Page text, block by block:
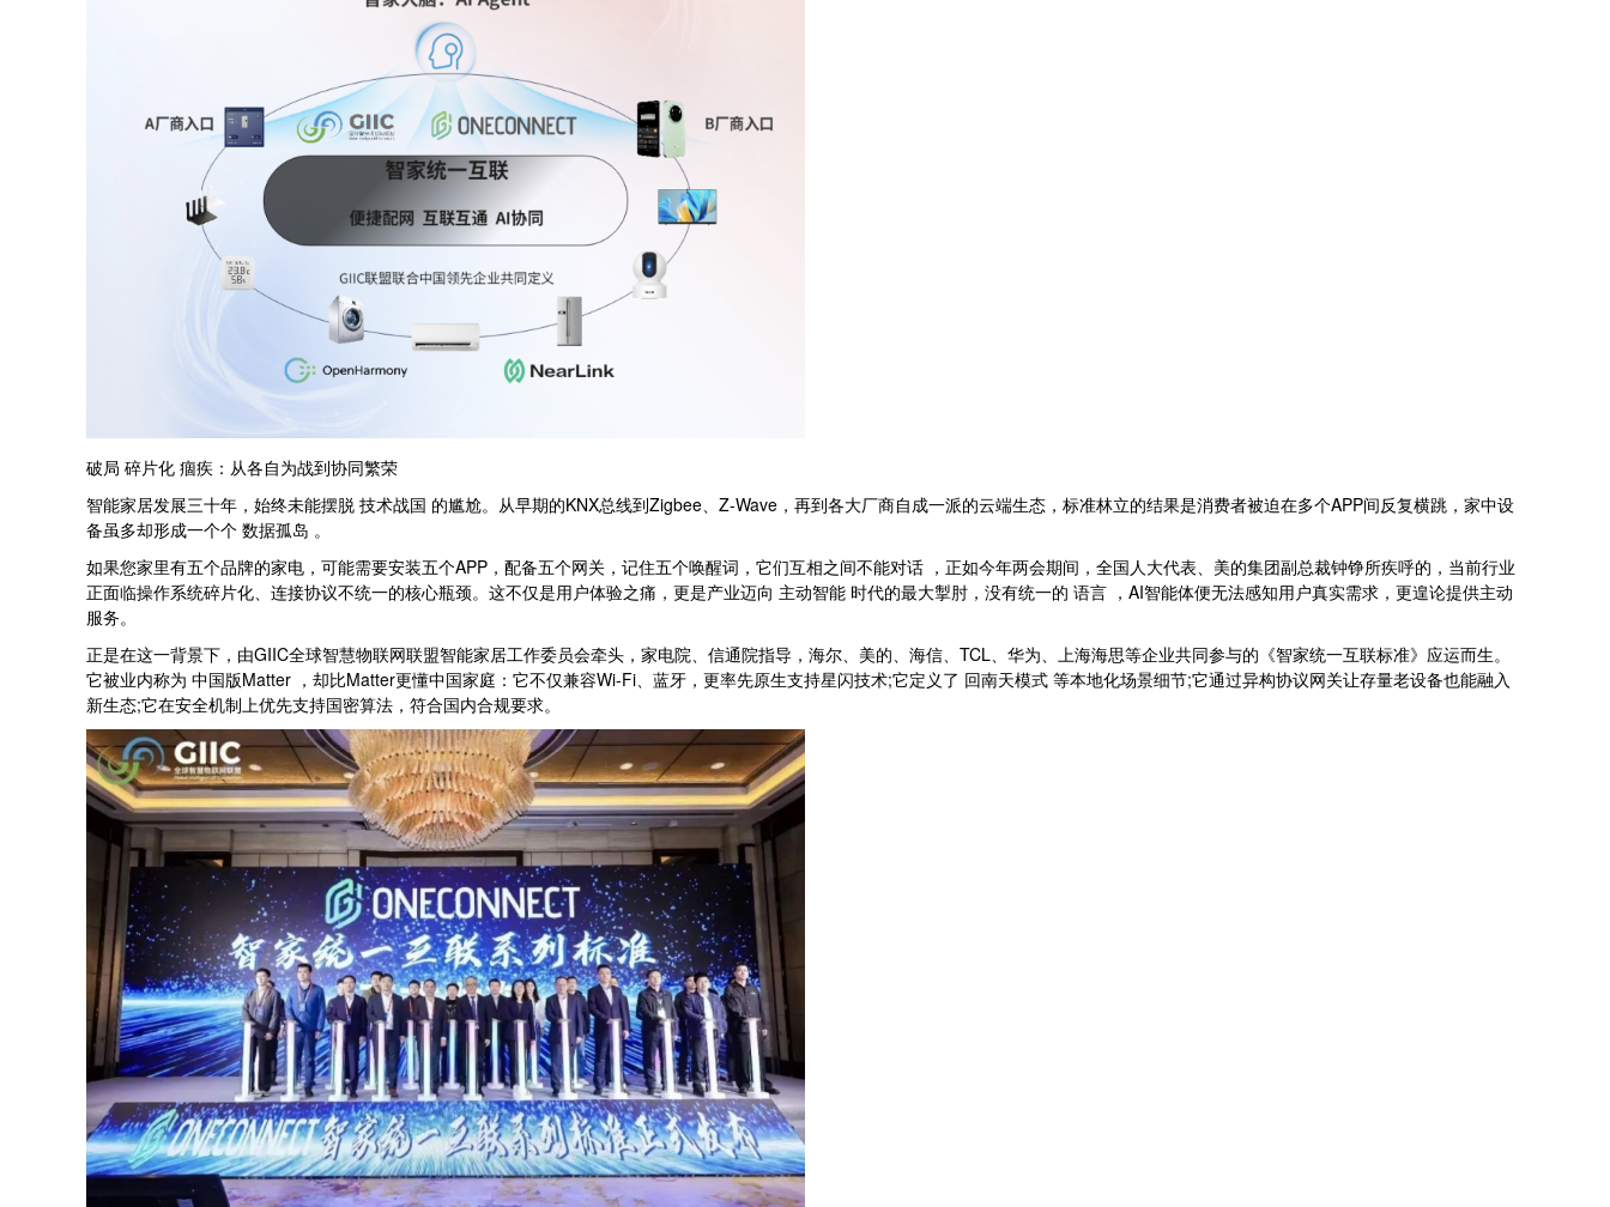
破局 碎片化 痼疾：从各自为战到协同繁荣
智能家居发展三十年，始终未能摆脱 技术战国 的尴尬。从早期的KNX总线到Zigbee、Z-Wave，再到各大厂商自成一派的云端生态，标准林立的结果是消费者被迫在多个APP间反复横跳，家中设
备虽多却形成一个个 数据孤岛 。
如果您家里有五个品牌的家电，可能需要安装五个APP，配备五个网关，记住五个唤醒词，它们互相之间不能对话 ，正如今年两会期间，全国人大代表、美的集团副总裁钟铮所疾呼的，当前行业
正面临操作系统碎片化、连接协议不统一的核心瓶颈。这不仅是用户体验之痛，更是产业迈向 主动智能 时代的最大掣肘，没有统一的 语言 ，AI智能体便无法感知用户真实需求，更遑论提供主动
服务。
正是在这一背景下，由GIIC全球智慧物联网联盟智能家居工作委员会牵头，家电院、信通院指导，海尔、美的、海信、TCL、华为、上海海思等企业共同参与的《智家统一互联标准》应运而生。
它被业内称为 中国版Matter ，却比Matter更懂中国家庭：它不仅兼容Wi-Fi、蓝牙，更率先原生支持星闪技术;它定义了 回南天模式 等本地化场景细节;它通过异构协议网关让存量老设备也能融入
新生态;它在安全机制上优先支持国密算法，符合国内合规要求。